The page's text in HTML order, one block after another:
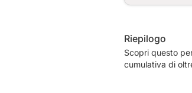
Riepilogo
Scopri questo
cumulativa di